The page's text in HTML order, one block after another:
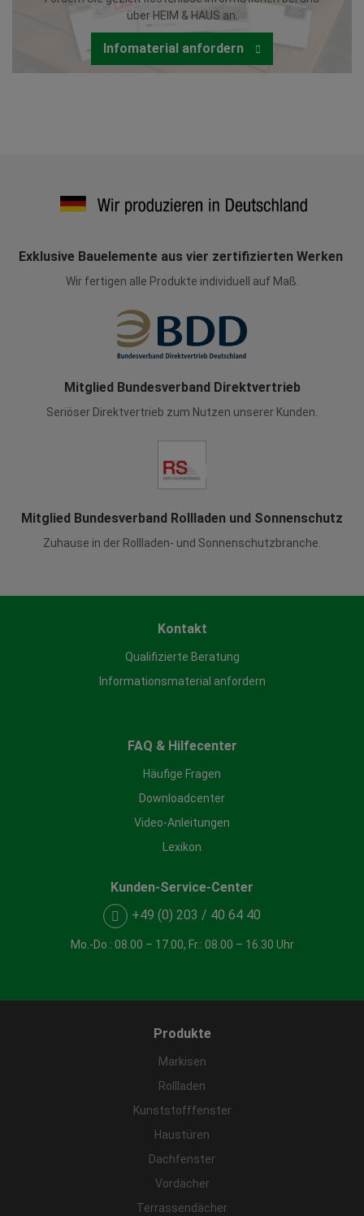
über HEIM & HAUS an.
Infomaterial anfordern
Exklusive Bauelemente aus vier zertifizierten Werken
Wir fertigen alle Produkte individuell auf Maß.
Mitglied Bundesverband Direktvertrieb
Seriöser Direktvertrieb zum Nutzen unserer Kunden.
Mitglied Bundesverband Rollladen und Sonnenschutz
Zuhause in der Rollladen- und Sonnenschutzbranche.
Kontakt
Qualifizierte Beratung
Informationsmaterial anfordern
FAQ & Hilfecenter
Häufige Fragen
Downloadcenter
Video-Anleitungen
Lexikon
Kunden-Service-Center
+49 (0) 203 / 40 64 40
Mo.-Do.: 08.00 – 17.00, Fr.: 08.00 – 16.30 Uhr
Produkte
Markisen
Rollladen
Kunststofffenster
Haustüren
Dachfenster
Vordächer
Terrassendächer